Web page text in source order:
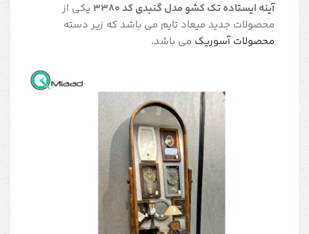
آینه ایستاده تک کشو مدل گنبدی کد 3380
یکی از
محصولات جدید میعاد تایم می باشد که زیر دسته
محصولات آسوریک می باشد.